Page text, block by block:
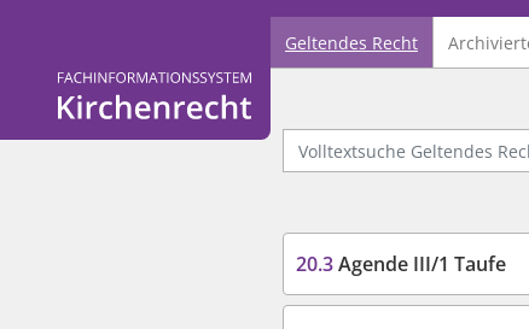
Logo Fachinformationssystem Kirchenrecht
Geltendes Recht
Volltextsuche Geltendes Recht
20.3Agende III/1 Taufe